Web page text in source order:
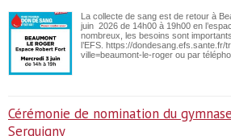
La collecte de sang est de retour à
juin 2026 de 14h00 à 19h00 en
nombreux, les besoins sont
l’EFS. https://dondesang.efs.sante.fr/
ville=beaumont-le-roger ou par
Cérémonie de nomination du
Serquigny